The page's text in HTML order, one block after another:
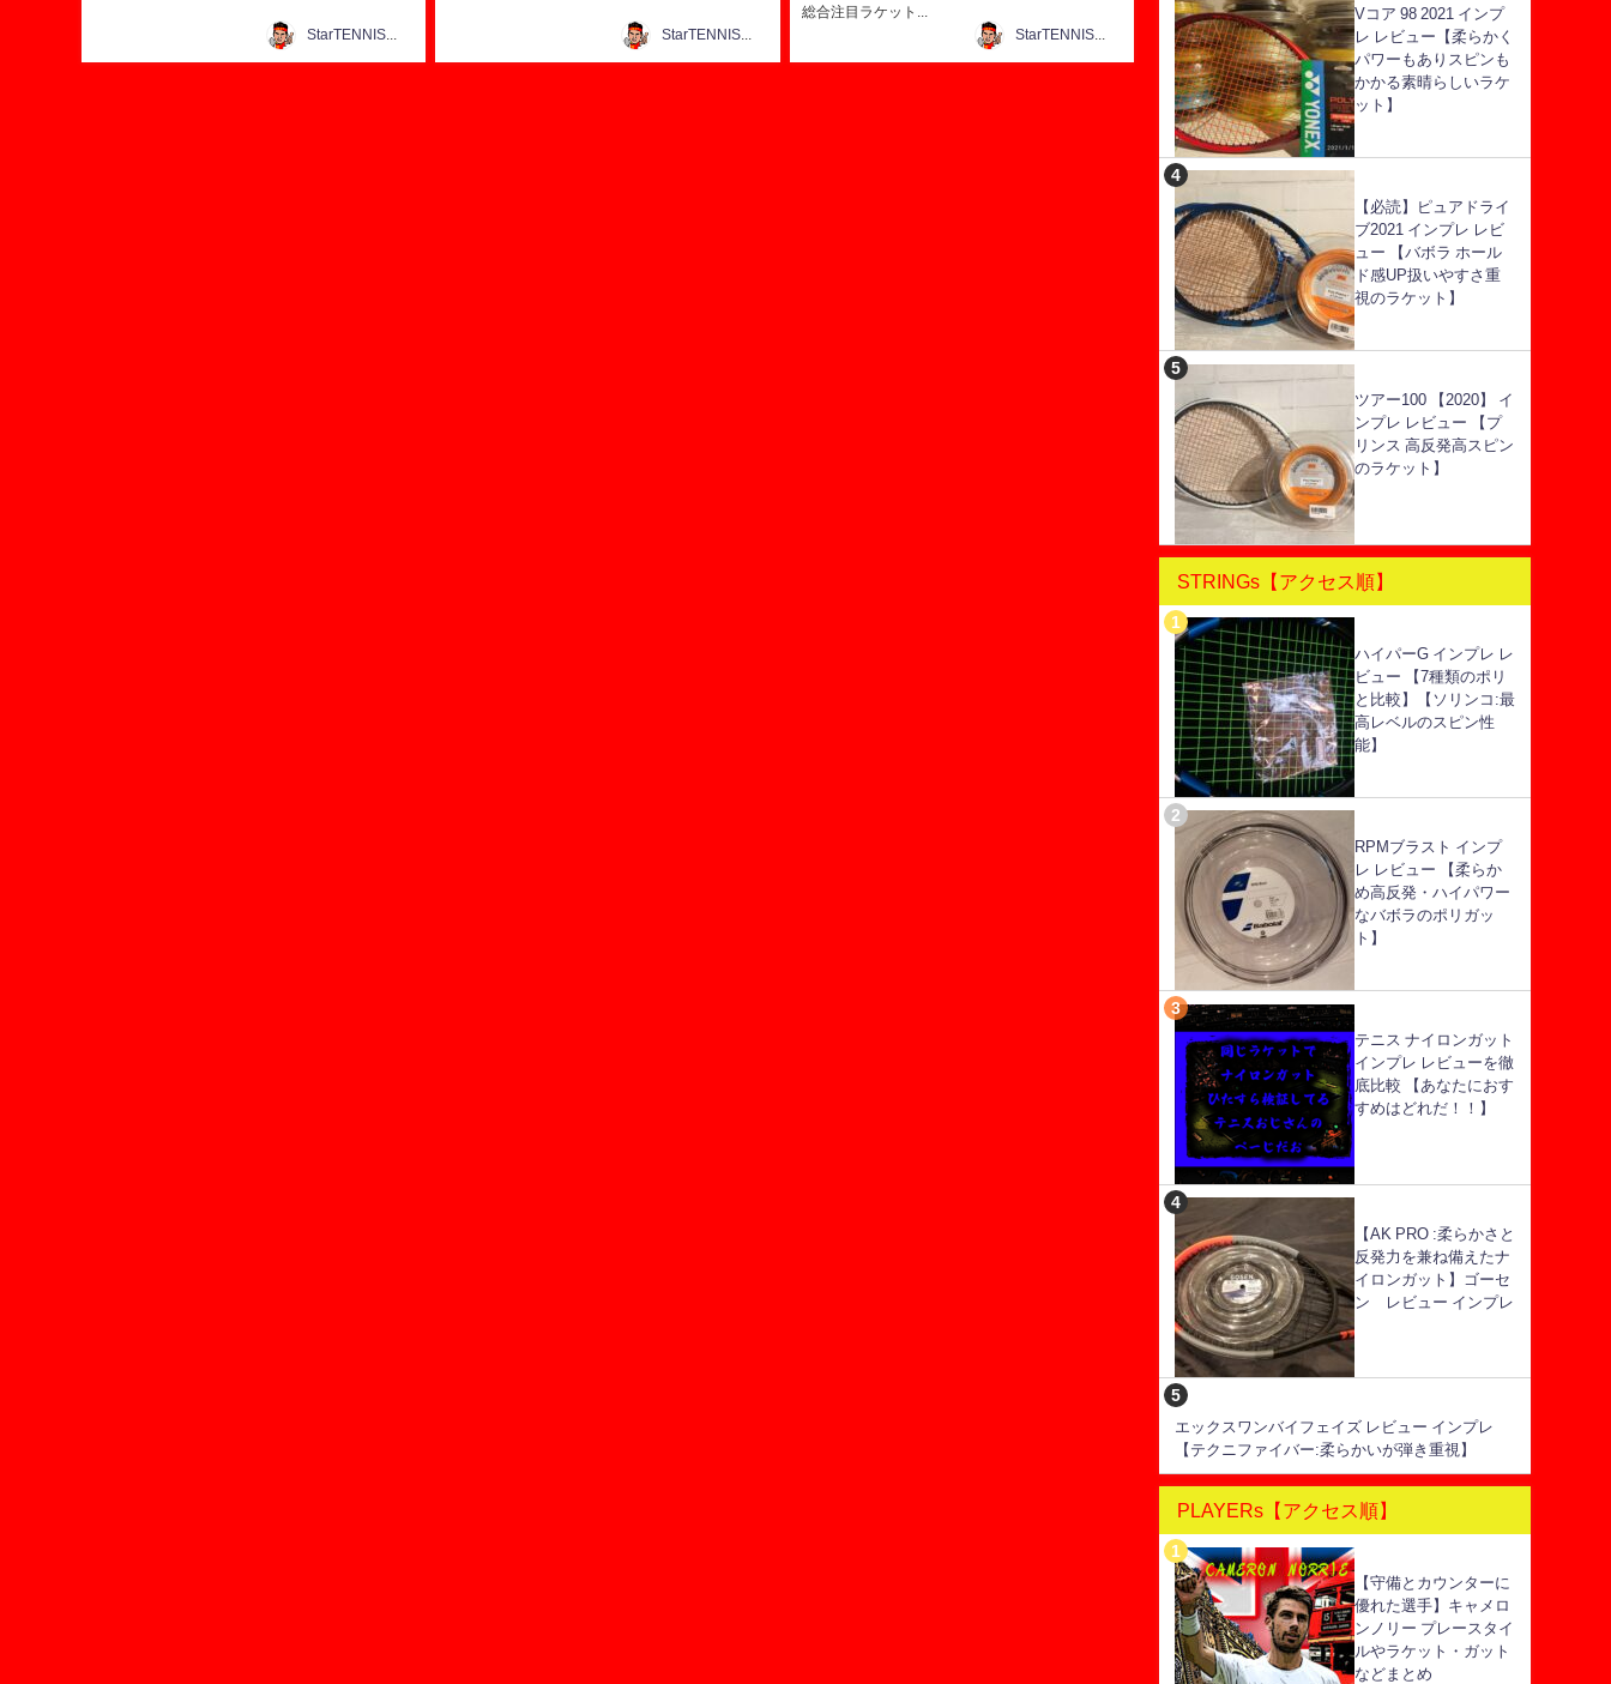
StarTENNIS@テニス研究所
総合注目ラケット...
StarTENNIS@テニス研究所
Vコア 98 2021 インプ
レ レビュー【柔らかく
パワーもありスピンも
かかる素晴らしいラケ
ット】
【必読】ピュアドライ
ブ2021 インプレ レビ
ュー 【バボラ ホール
ド感UP扱いやすさ重
視のラケット】
ツアー100 【2020】 イ
ンプレ レビュー 【プ
リンス 高反発高スピン
のラケット】
STRINGs【アクセス順】
ハイパーG インプレ レ
ビュー 【7種類のポリ
と比較】【ソリンコ:最
高レベルのスピン性
能】
RPMブラスト インプ
レ レビュー 【柔らか
め高反発・ハイパワー
なバボラのポリガッ
ト】
テニス ナイロンガット
インプレ レビューを徹
底比較 【あなたにおす
すめはどれだ！！】
【AK PRO :柔らかさと
反発力を兼ね備えたナ
イロンガット】ゴーセ
ン レビュー インプレ
エックスワンバイフェイズ レビュー インプレ
【テクニファイバー:柔らかいが弾き重視】
PLAYERs【アクセス順】
【守備とカウンターに
優れた選手】キャメロ
ンノリー プレースタイ
ルやラケット・ガット
などまとめ